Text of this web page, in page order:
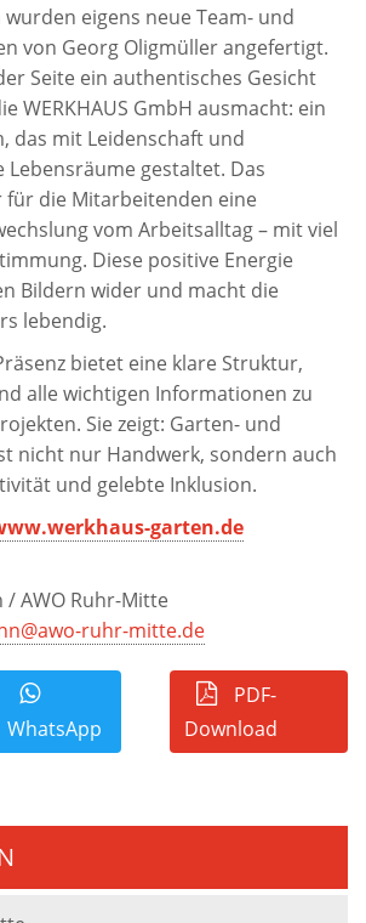
wurden eigens neue Team- und
von Georg Oligmüller angefertigt.
Seite ein authentisches Gesicht
WERKHAUS GmbH ausmacht: ein
das mit Leidenschaft und
Lebensräume gestaltet. Das
für die Mitarbeitenden eine
vom Arbeitsalltag – mit viel
Diese positive Energie
Bildern wider und macht die
lebendig.
bietet eine klare Struktur,
alle wichtigen Informationen zu
Sie zeigt: Garten- und
nicht nur Handwerk, sondern auch
und gelebte Inklusion.
garten.de
AWO Ruhr-Mitte
ruhr-mitte.de
WhatsApp
PDF-
Download